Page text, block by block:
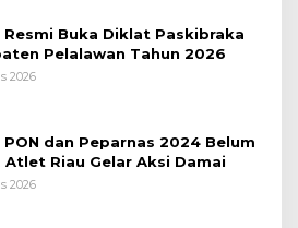
Resmi Buka Diklat Paskibraka
Pelalawan Tahun 2026
2026
PON dan Peparnas 2024 Belum
Atlet Riau Gelar Aksi Damai
2026